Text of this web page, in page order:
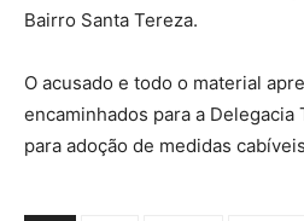
Bairro Santa Tereza.
O acusado e todo o material
encaminhados para a
para adoção de medidas